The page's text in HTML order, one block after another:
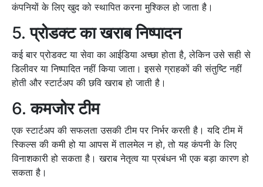
कंपनियों के लिए खुद को स्थापित करना मुश्किल हो जाता है।
5.प्रोडक्ट का खराब निष्पादन
कई बार प्रोडक्ट या सेवा का आईडिया अच्छा होता है, लेकिन उसे सही से
डिलीवर या निष्पादित नहीं किया जाता। इससे ग्राहकों की संतुष्टि नहीं
होती और स्टार्टअप की छवि खराब हो जाती है।
6.कमजोर टीम
एक स्टार्टअप की सफलता उसकी टीम पर निर्भर करती है। यदि टीम में
स्किल्स की कमी हो या आपस में तालमेल न हो, तो यह कंपनी के लिए
विनाशकारी हो सकता है। खराब नेतृत्व या प्रबंधन भी एक बड़ा कारण हो
सकता है।